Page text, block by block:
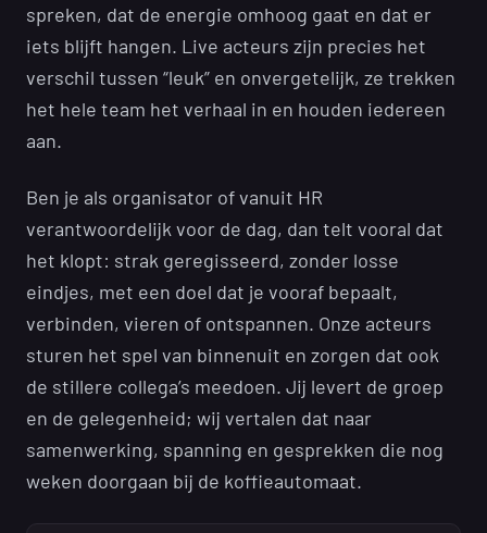
spreken, dat de energie omhoog gaat en dat er
iets blijft hangen. Live acteurs zijn precies het
verschil tussen “leuk” en onvergetelijk, ze trekken
het hele team het verhaal in en houden iedereen
aan.
Ben je als organisator of vanuit HR
verantwoordelijk voor de dag, dan telt vooral dat
het klopt: strak geregisseerd, zonder losse
eindjes, met een doel dat je vooraf bepaalt,
verbinden, vieren of ontspannen. Onze acteurs
sturen het spel van binnenuit en zorgen dat ook
de stillere collega’s meedoen. Jij levert de groep
en de gelegenheid; wij vertalen dat naar
samenwerking, spanning en gesprekken die nog
weken doorgaan bij de koffieautomaat.